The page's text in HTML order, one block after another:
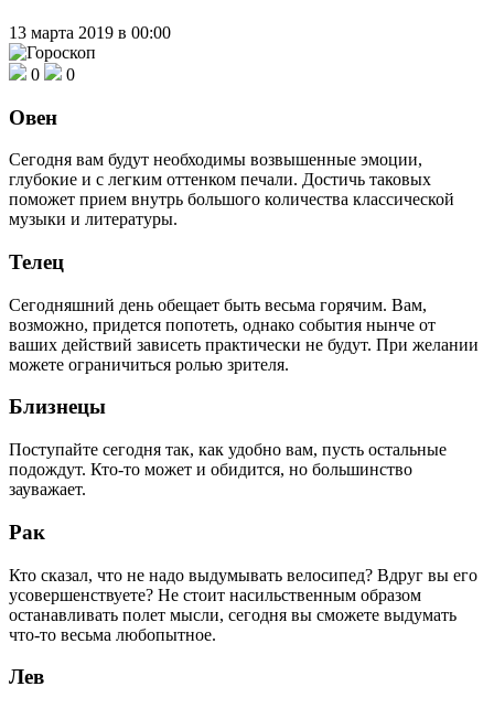
13 марта 2019 в 00:00
0 0
Овен
Сегодня вам будут необходимы возвышенные эмоции,
глубокие и с легким оттенком печали. Достичь таковых
поможет прием внутрь большого количества классической
музыки и литературы.
Телец
Сегодняшний день обещает быть весьма горячим. Вам,
возможно, придется попотеть, однако события нынче от
ваших действий зависеть практически не будут. При желании
можете ограничиться ролью зрителя.
Близнецы
Поступайте сегодня так, как удобно вам, пусть остальные
подождут. Кто-то может и обидится, но большинство
зауважает.
Рак
Кто сказал, что не надо выдумывать велосипед? Вдруг вы его
усовершенствуете? Не стоит насильственным образом
останавливать полет мысли, сегодня вы сможете выдумать
что-то весьма любопытное.
Лев